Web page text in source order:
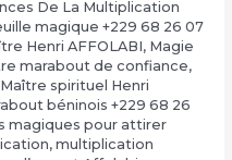
De La Multiplication
magique +229 68 26 07
Henri AFFOLABI, Magie
marabout de confiance,
Maître spirituel Henri
béninois +229 68 26
magiques pour attirer
, multiplication